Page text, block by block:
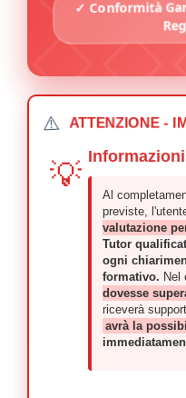
✓ Conformità
⚠️ ATTENZIONE -
💡 Informazioni
Al
previste,
valutazione
Tutor
ogni
formativo. Nel
dovesse
riceverà
avrà la